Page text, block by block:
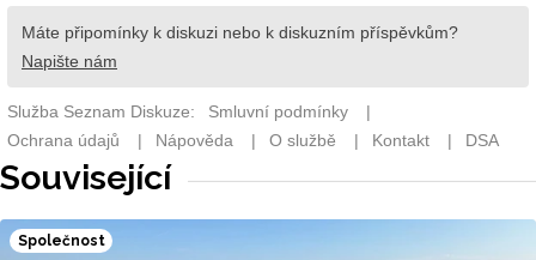
Související
Společnost